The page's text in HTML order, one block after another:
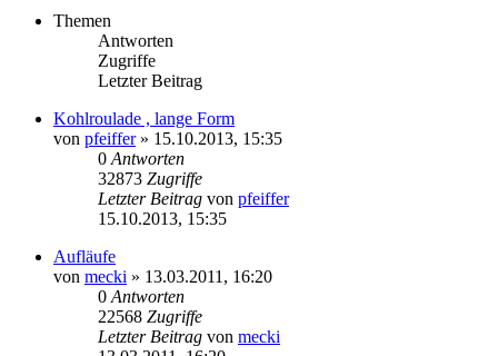
Themen
Antworten
Zugriffe
Letzter Beitrag
Kohlroulade , lange Form
von pfeiffer» 15.10.2013, 15:35
0 Antworten
32873 Zugriffe
Letzter Beitrag von pfeiffer
15.10.2013, 15:35
Aufläufe
von mecki » 13.03.2011, 16:20
0 Antworten
22568 Zugriffe
Letzter Beitrag von mecki